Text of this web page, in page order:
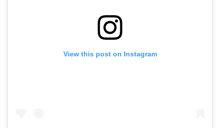
View this post on Instagram